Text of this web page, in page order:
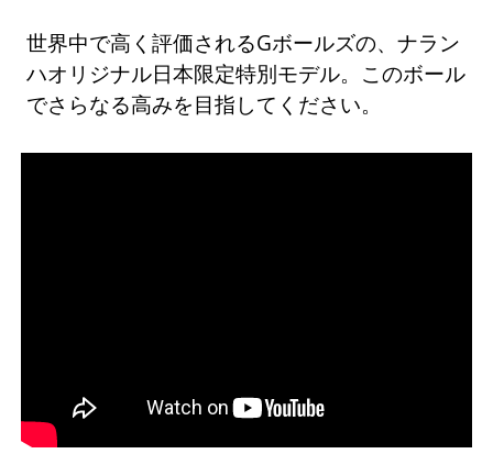
世界中で高く評価されるGボールズの、ナラン
ハオリジナル日本限定特別モデル。このボール
でさらなる高みを目指してください。